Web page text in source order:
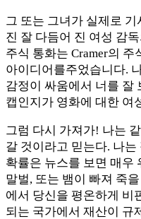
그 또는 그녀가 실제로
진 잘 다듬어 진 여성 감
주식 통화는 Cramer의
아이디어를주었습니다.
감정이 싸움에서 너를 잘
캡인지가 영화에 대한 여
그럼 다시 가져가! 나는
갈 것이라고 믿는다. 나
확률은 뉴스를 보면 매우
말벌, 또는 뱀이 빠져 죽
에서 당신을 평온하게 비
되는 국가에서 재산이 규